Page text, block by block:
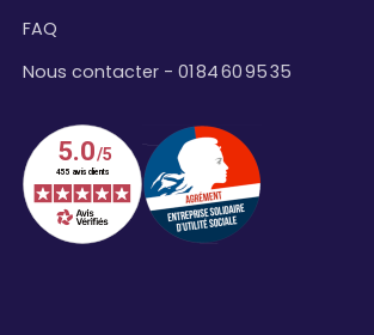
FAQ
Nous contacter - 01 84 60 95 35